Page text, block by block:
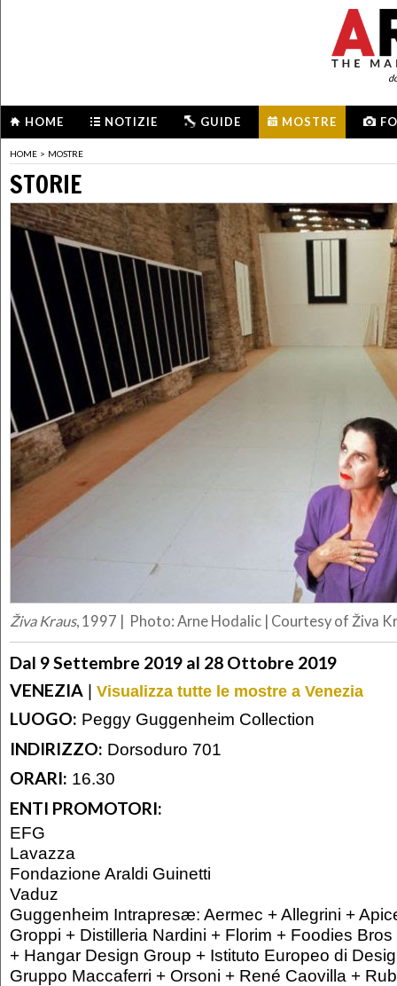
HOME NOTIZIE GUIDE MOSTRE
HOME > MOSTRE
STORIE
Živa Kraus, 1997 | Photo: Arne Hodalic | Courtesy of Živa
Dal 9 Settembre 2019 al 28 Ottobre 2019
VENEZIA | Visualizza tutte le mostre a Venezia
LUOGO: Peggy Guggenheim Collection
INDIRIZZO: Dorsoduro 701
ORARI: 16.30
ENTI PROMOTORI:
EFG
Lavazza
Fondazione Araldi Guinetti
Vaduz
Guggenheim Intrapresæ: Aermec + Allegrini +
Groppi + Distilleria Nardini + Florim + Foodies
+ Hangar Design Group + Istituto Europeo di
Gruppo Maccaferri + Orsoni + René Caovilla +